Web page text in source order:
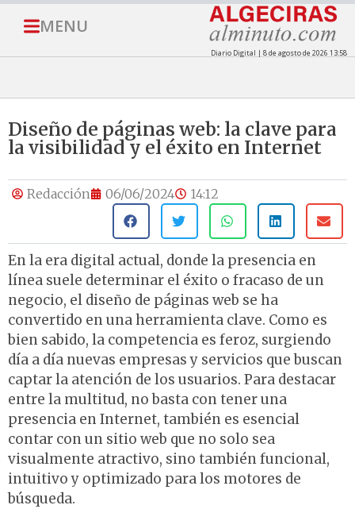
MENU
Diario Digital | 8 de agosto de 2026 13:58
Diseño de páginas web: la clave para
la visibilidad y el éxito en Internet
Redacción 06/06/2024 14:12
En la era digital actual, donde la presencia en
línea suele determinar el éxito o fracaso de un
negocio, el diseño de páginas web se ha
convertido en una herramienta clave. Como es
bien sabido, la competencia es feroz, surgiendo
día a día nuevas empresas y servicios que buscan
captar la atención de los usuarios. Para destacar
entre la multitud, no basta con tener una
presencia en Internet, también es esencial
contar con un sitio web que no solo sea
visualmente atractivo, sino también funcional,
intuitivo y optimizado para los motores de
búsqueda.